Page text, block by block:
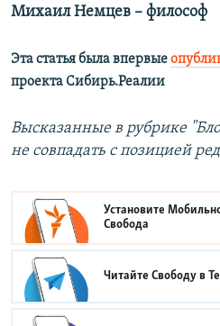
Михаил Немцев – философ
Эта статья была впервые
проекта Сибирь.Реалии
Высказанные в рубрике
не совпадать с позицией
Установите
Свобода
Читайте Свободу в